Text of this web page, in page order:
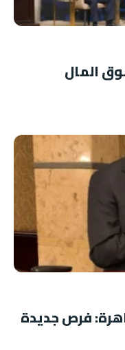
المال
فرص جديدة